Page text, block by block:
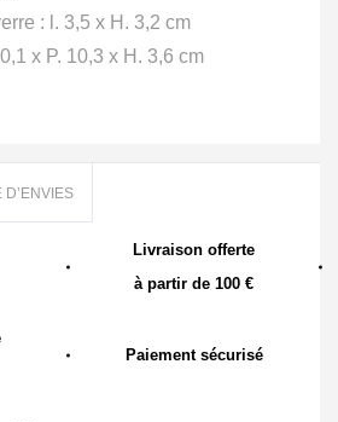
: l. 3,5 x H. 3,2 cm
x P. 10,3 x H. 3,6 cm
D’ENVIES
Livraison offerte
à partir de 100 €
Paiement sécurisé